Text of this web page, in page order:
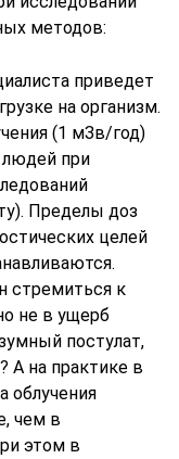
методов:
приведет
на организм.
(1 мЗв/год)
людей при
Пределы доз
целей
стремиться к
не в ущерб
постулат,
А на практике в
облучения
чем в
этом в